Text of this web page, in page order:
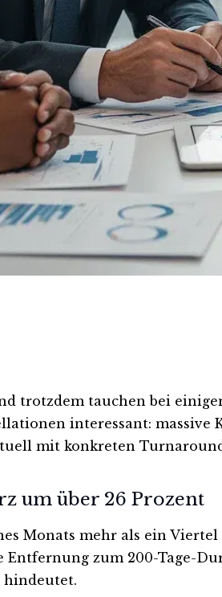
trotzdem tauchen bei
interessant:
mit konkreten
um über 26 Prozent
Monats mehr als ein
zum 200-Tage-
hindeutet.